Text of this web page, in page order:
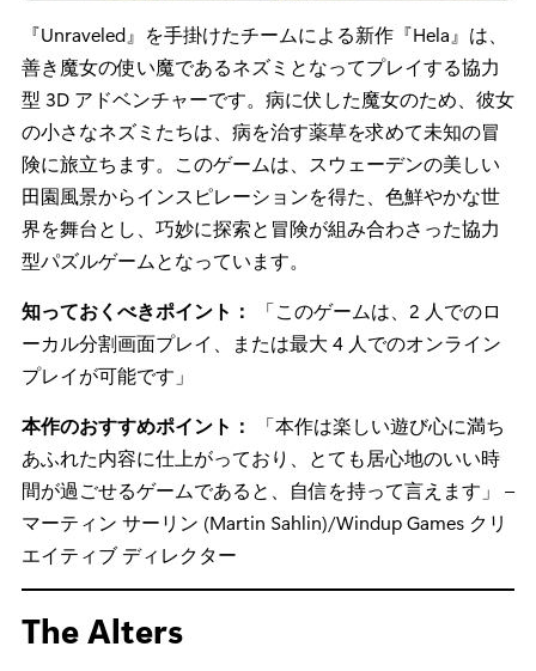
『Unraveled』を手掛けたチームによる新作『Hela』は、
善き魔女の使い魔であるネズミとなってプレイする協力
型 3D アドベンチャーです。病に伏した魔女のため、彼女
の小さなネズミたちは、病を治す薬草を求めて未知の冒
険に旅立ちます。このゲームは、スウェーデンの美しい
田園風景からインスピレーションを得た、色鮮やかな世
界を舞台とし、巧妙に探索と冒険が組み合わさった協力
型パズルゲームとなっています。
知っておくべきポイント：
「このゲームは、2 人でのロ
ーカル分割画面プレイ、または最大 4 人でのオンライン
プレイが可能です」
本作のおすすめポイント：
「本作は楽しい遊び心に満ち
あふれた内容に仕上がっており、とても居心地のいい時
間が過ごせるゲームであると、自信を持って言えます」 –
マーティン サーリン (Martin Sahlin)/Windup Games クリ
エイティブ ディレクター
The Alters